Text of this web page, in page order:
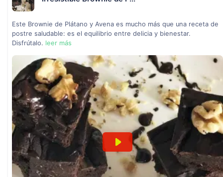
Este Brownie de Plátano y Avena es mucho más que una receta de
postre saludable: es el equilibrio entre delicia y bienestar.
Disfrútalo. leer más